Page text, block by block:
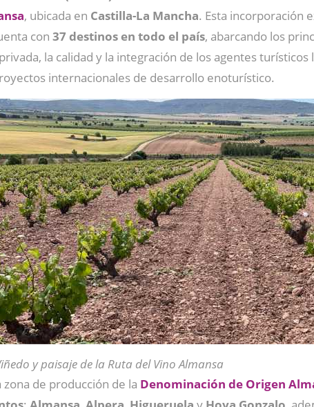
, ubicada en Castilla-La Mancha. Esta incorporación
con 37 destinos en todo el país, abarcando los
la calidad y la integración de los agentes
internacionales de desarrollo enoturístico.
y paisaje de la Ruta del Vino Almansa
zona de producción de la Denominación de Origen